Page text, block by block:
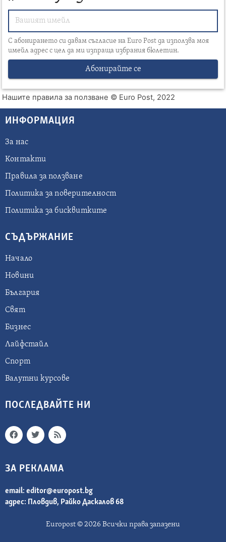
С абонирането си давам съгласие на Euro Post да използва моя
имейл адрес с цел да ми изпраща избрания бюлетин.
Абонирайте се
Нашите правила за ползване © Euro Post, 2022
ИНФОРМАЦИЯ
За нас
Контакти
Правила за ползване
Политика за поверителност
Политика за бисквитките
СЪДЪРЖАНИЕ
Начало
Новини
България
Свят
Бизнес
Лайфстайл
Спорт
Валутни курсове
ПОСЛЕДВАЙТЕ НИ
ЗА РЕКЛАМА
email: editor@europost.bg
адрес: Пловдив, Райко Даскалов 68
Europost © 2026 Всички права запазени